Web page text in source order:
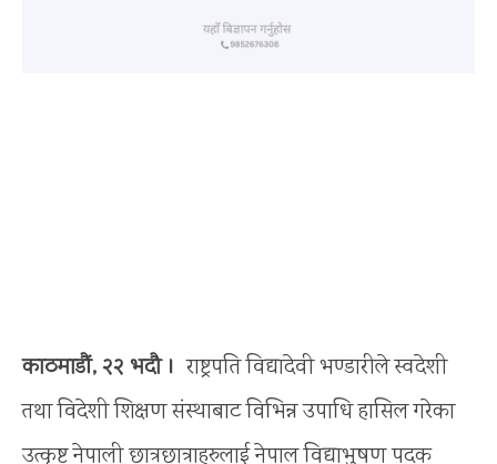
काठमाडौं, २२ भदौ । राष्ट्रपति विद्यादेवी भण्डारीले स्वदेशी
तथा विदेशी शिक्षण संस्थाबाट विभिन्न उपाधि हासिल गरेका
उत्कृष्ट नेपाली छात्रछात्राहरुलाई नेपाल विद्याभुषण पदक